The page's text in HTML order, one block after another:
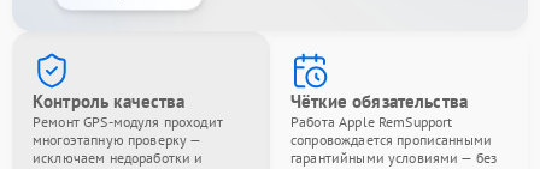
Контроль качества
Ремонт GPS-модуля проходит
многоэтапную проверку —
исключаем недоработки и
Чёткие обязательства
Работа Apple RemSupport
сопровождается прописанными
гарантийными условиями — без